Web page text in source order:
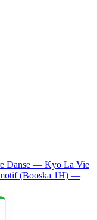
Danse — Kyo La Vie
(Booska 1H) —